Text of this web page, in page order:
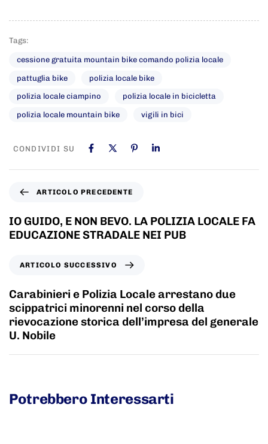
Tags:
cessione gratuita mountain bike comando polizia locale
pattuglia bike polizia locale bike
polizia locale ciampino polizia locale in bicicletta
polizia locale mountain bike vigili in bici
CONDIVIDI SU
ARTICOLO PRECEDENTE
IO GUIDO, E NON BEVO. LA POLIZIA LOCALE FA
EDUCAZIONE STRADALE NEI PUB
ARTICOLO SUCCESSIVO
Carabinieri e Polizia Locale arrestano due
scippatrici minorenni nel corso della
rievocazione storica dell’impresa del generale
U. Nobile
Potrebbero Interessarti